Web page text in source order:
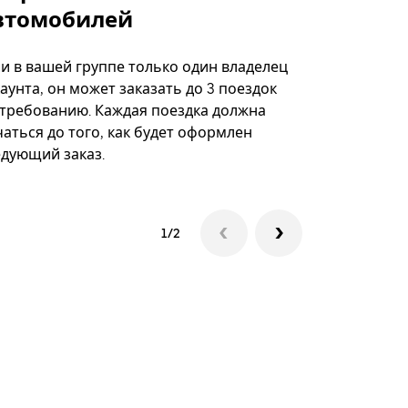
в вашей группе только один владелец
он может заказать до 3 поездок
Каждая поездка должна
до того, как будет оформлен
заказ.
1/2